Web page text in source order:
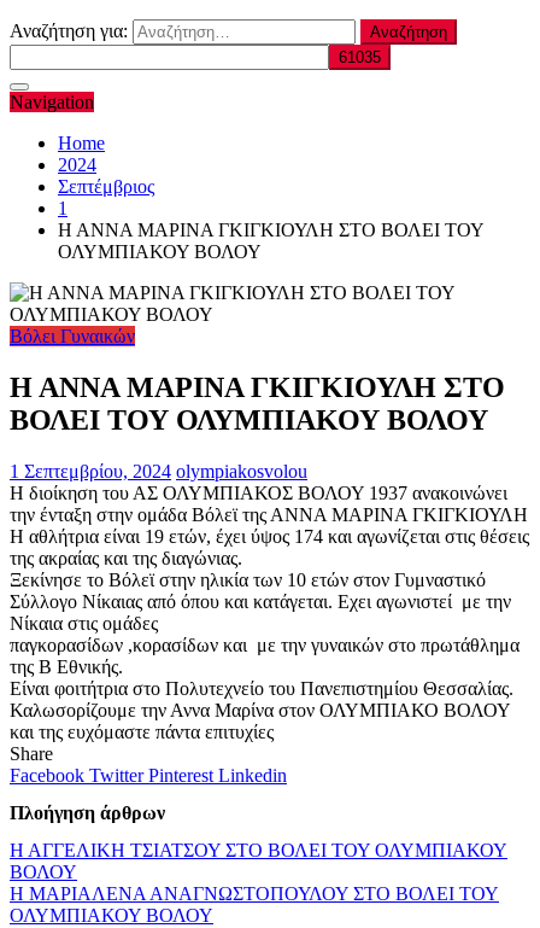
Αναζήτηση για:
Navigation
Home
2024
Σεπτέμβριος
1
Η ΑΝΝΑ ΜΑΡΙΝΑ ΓΚΙΓΚΙΟΥΛΗ ΣΤΟ ΒΟΛΕΙ ΤΟΥ
ΟΛΥΜΠΙΑΚΟΥ ΒΟΛΟΥ
Βόλει Γυναικών
Η ΑΝΝΑ ΜΑΡΙΝΑ ΓΚΙΓΚΙΟΥΛΗ ΣΤΟ
ΒΟΛΕΙ ΤΟΥ ΟΛΥΜΠΙΑΚΟΥ ΒΟΛΟΥ
1 Σεπτεμβρίου, 2024 olympiakosvolou
Η διοίκηση του ΑΣ ΟΛΥΜΠΙΑΚΟΣ ΒΟΛΟΥ 1937 ανακοινώνει
την ένταξη στην ομάδα Βόλεϊ της ΑΝΝΑ ΜΑΡΙΝΑ ΓΚΙΓΚΙΟΥΛΗ
Η αθλήτρια είναι 19 ετών, έχει ύψος 174 και αγωνίζεται στις θέσεις
της ακραίας και της διαγώνιας.
Ξεκίνησε το Βόλεϊ στην ηλικία των 10 ετών στον Γυμναστικό
Σύλλογο Νίκαιας από όπου και κατάγεται. Εχει αγωνιστεί με την
Νίκαια στις ομάδες
παγκορασίδων ,κορασίδων και με την γυναικών στο πρωτάθλημα
της Β Εθνικής.
Είναι φοιτήτρια στο Πολυτεχνείο του Πανεπιστημίου Θεσσαλίας.
Καλωσορίζουμε την Αννα Μαρίνα στον ΟΛΥΜΠΙΑΚΟ ΒΟΛΟΥ
και της ευχόμαστε πάντα επιτυχίες
Share
Facebook TwitterPinterest Linkedin
Πλοήγηση άρθρων
Η ΑΓΓΕΛΙΚΗ ΤΣΙΑΤΣΟΥ ΣΤΟ ΒΟΛΕΙ ΤΟΥ ΟΛΥΜΠΙΑΚΟΥ
ΒΟΛΟΥ
Η ΜΑΡΙΑΛΕΝΑ ΑΝΑΓΝΩΣΤΟΠΟΥΛΟΥ ΣΤΟ ΒΟΛΕΙ ΤΟΥ
ΟΛΥΜΠΙΑΚΟΥ ΒΟΛΟΥ